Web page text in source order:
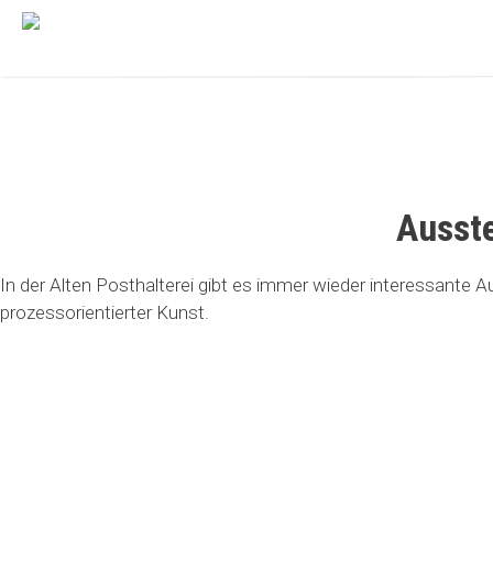
In der Alten Posthalterei gibt es immer wieder interessante
prozessorientierter Kunst.